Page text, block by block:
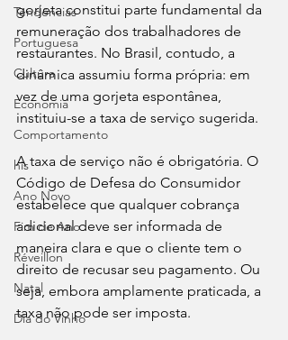
Tendências
Portuguesa
Cultura
Economia
Comportamento
his
Ano Novo
Fim de Ano
Réveillon
Natal
Dia do Vinho
gorjeta constitui parte fundamental da
remuneração dos trabalhadores de
restaurantes. No Brasil, contudo, a
dinâmica assumiu forma própria: em
vez de uma gorjeta espontânea,
instituiu-se a taxa de serviço sugerida.
A taxa de serviço não é obrigatória. O
Código de Defesa do Consumidor
estabelece que qualquer cobrança
adicional deve ser informada de
maneira clara e que o cliente tem o
direito de recusar seu pagamento. Ou
seja, embora amplamente praticada, a
taxa não pode ser imposta.